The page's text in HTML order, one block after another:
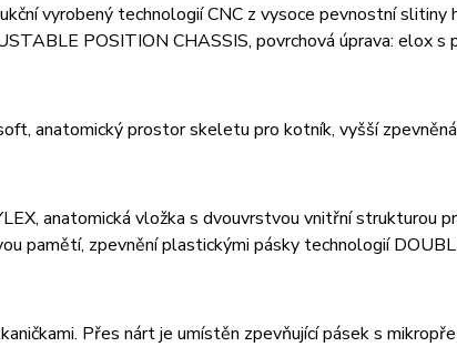
vyrobený technologií CNC z vysoce pevnostní
POSITION CHASSIS, povrchová úprava: elox s
anatomický prostor skeletu pro kotník, vyšší
anatomická vložka s dvouvrstvou vnitřní strukturou
pamětí, zpevnění plastickými pásky technologií
Přes nárt je umístěn zpevňující pásek s